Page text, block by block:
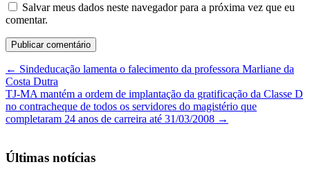
Salvar meus dados neste navegador para a próxima vez que eu
comentar.
← Sindeducação lamenta o falecimento da professora Marliane da
Costa Dutra
TJ-MA mantém a ordem de implantação da gratificação da Classe D
no contracheque de todos os servidores do magistério que
completaram 24 anos de carreira até 31/03/2008 →
Últimas notícias